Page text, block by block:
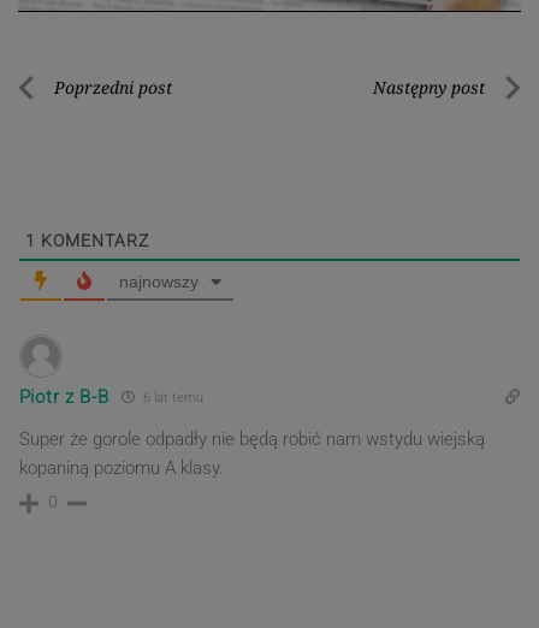
Nawigacja
Poprzedni post Następny post
1 KOMENTARZ
najnowszy
Piotr z B-B 6 lat temu
Super że gorole odpadły nie będą robić nam wstydu wiejską
kopaniną poziomu A klasy.
0